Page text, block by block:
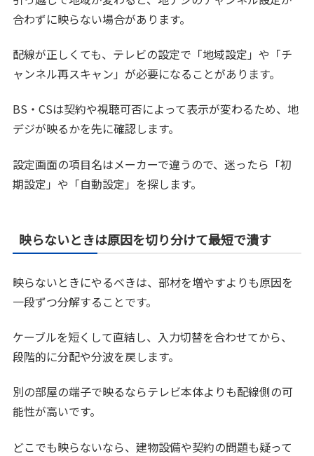
合わずに映らない場合があります。
配線が正しくても、テレビの設定で「地域設定」や「チ
ャンネル再スキャン」が必要になることがあります。
BS・CSは契約や視聴可否によって表示が変わるため、地
デジが映るかを先に確認します。
設定画面の項目名はメーカーで違うので、迷ったら「初
期設定」や「自動設定」を探します。
映らないときは原因を切り分けて最短で潰す
映らないときにやるべきは、部材を増やすよりも原因を
一段ずつ分解することです。
ケーブルを短くして直結し、入力切替を合わせてから、
段階的に分配や分波を戻します。
別の部屋の端子で映るならテレビ本体よりも配線側の可
能性が高いです。
どこでも映らないなら、建物設備や契約の問題も疑って